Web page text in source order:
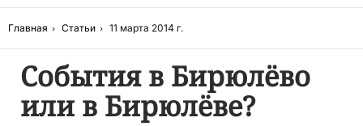
Главная Статьи 11 марта 2014 г.
События в Бирюлёво
или в Бирюлёве?